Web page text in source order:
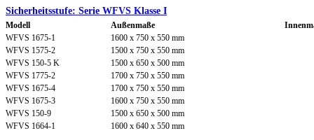
Sicherheitsstufe: Serie WFVS Klasse I
Modell Außenmaße
WFVS 1675-1
1600 x 750 x 550 mm
WFVS 1575-2
1500 x 750 x 550 mm
WFVS 150-5 K
1500 x 650 x 500 mm
WFVS 1775-2
1700 x 750 x 550 mm
WFVS 1675-4
1700 x 750 x 550 mm
WFVS 1675-3
1600 x 750 x 550 mm
WFVS 150-9
1500 x 650 x 500 mm
WFVS 1664-1
1600 x 640 x 550 mm